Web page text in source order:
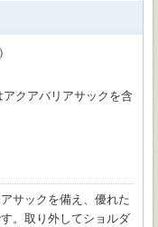
クアバリアサックを含
サックを備え、優れた
。取り外してショルダ